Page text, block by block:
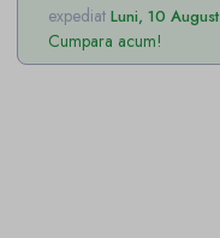
expediat Luni, 10 August
Cumpara acum!